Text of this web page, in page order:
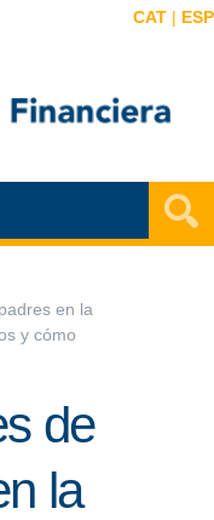
CAT | ESP
NOTÍCIAS
AGENDA
PUBLICACIONES
en la
y cómo
de
la